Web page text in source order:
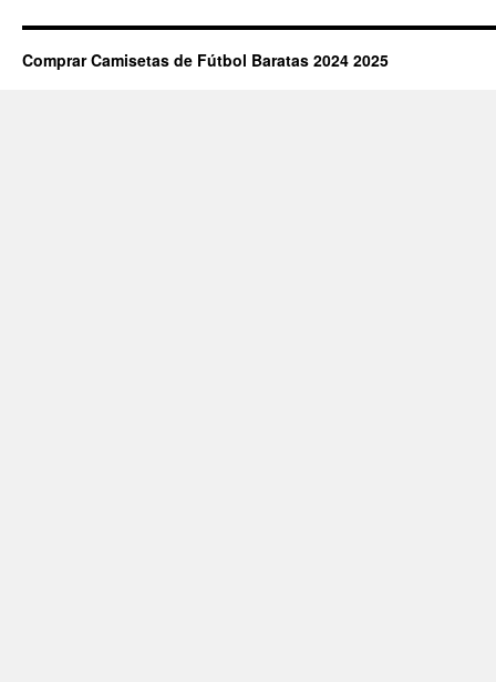
Comprar Camisetas de Fútbol Baratas 2024 2025